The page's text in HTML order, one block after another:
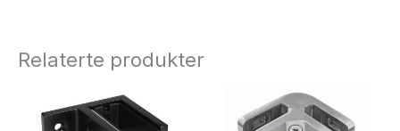
Relaterte produkter